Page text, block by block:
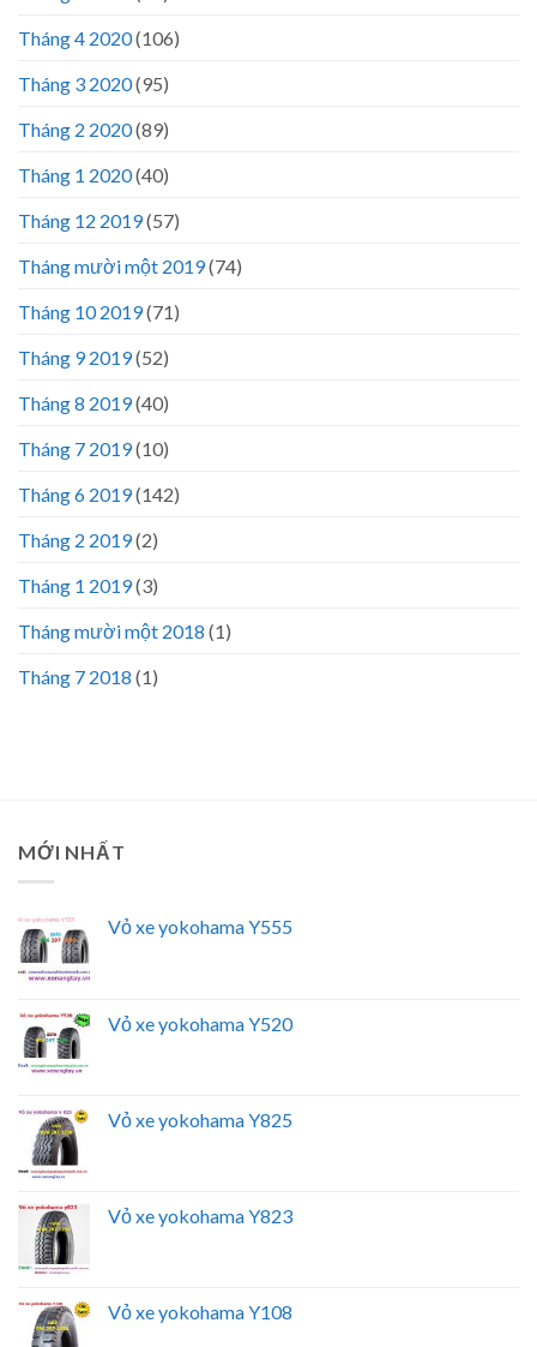
Tháng 4 2020(106)
Tháng 3 2020(95)
Tháng 2 2020(89)
Tháng 1 2020(40)
Tháng 12 2019(57)
Tháng mười một 2019(74)
Tháng 10 2019(71)
Tháng 9 2019(52)
Tháng 8 2019(40)
Tháng 7 2019(10)
Tháng 6 2019(142)
Tháng 2 2019(2)
Tháng 1 2019(3)
Tháng mười một 2018 (1)
Tháng 7 2018 (1)
MỚI NHẤT
Vỏ xe yokohama Y555
Vỏ xe yokohama Y520
Vỏ xe yokohama Y825
Vỏ xe yokohama Y823
Vỏ xe yokohama Y108